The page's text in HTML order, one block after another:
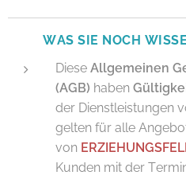
WAS SIE NOCH
Diese Allgemeinen
(AGB) haben
der Dienstleistungen
gelten für alle
von
Kunden mit der